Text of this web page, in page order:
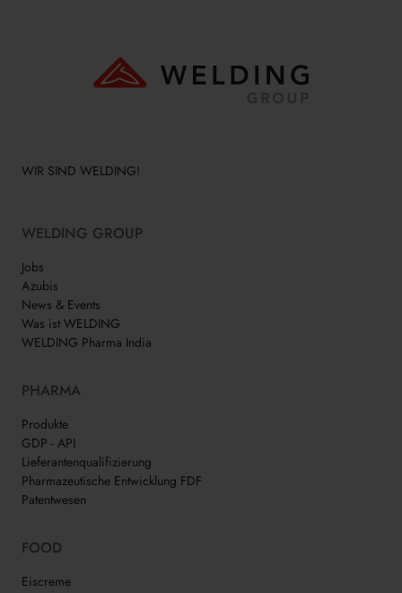
WIR SIND WELDING!
WELDING GROUP
Jobs
Azubis
News & Events
Was ist WELDING
WELDING Pharma India
PHARMA
Produkte
GDP - API
Lieferantenqualifizierung
Pharmazeutische Entwicklung FDF
Patentwesen
FOOD
Eiscreme